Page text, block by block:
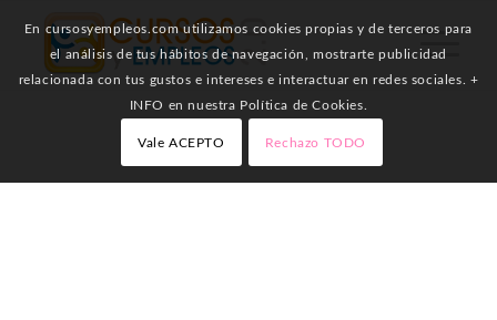
En cursosyempleos.com utilizamos cookies propias y de terceros para
el análisis de tus hábitos de navegación, mostrarte publicidad
relacionada con tus gustos e intereses e interactuar en redes sociales. +
INFO en nuestra Política de Cookies.
Vale ACEPTO Rechazo TODO